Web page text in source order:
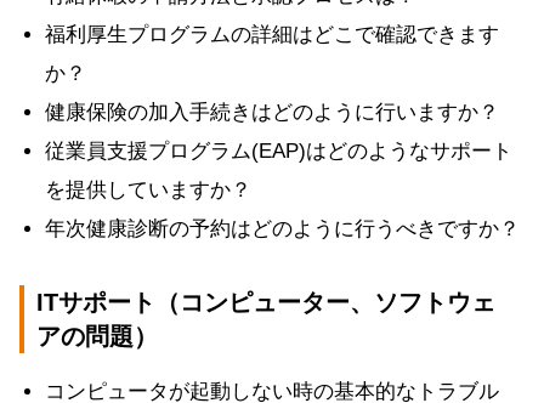
福利厚生プログラムの詳細はどこで確認できます
か？
健康保険の加入手続きはどのように行いますか？
従業員支援プログラム(EAP)はどのようなサポート
を提供していますか？
年次健康診断の予約はどのように行うべきですか？
ITサポート（コンピューター、ソフトウェ
アの問題）
コンピュータが起動しない時の基本的なトラブル